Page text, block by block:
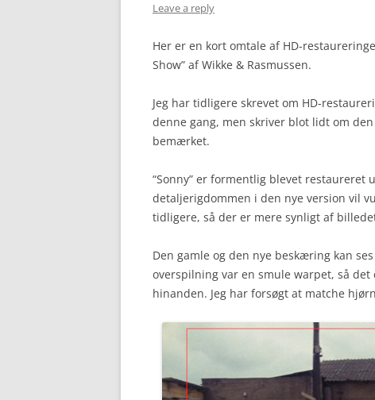
Leave a reply
Her er en kort omtale af HD-
Show” af Wikke & Rasmussen.
Jeg har tidligere skrevet om HD-
denne gang, men skriver blot lidt om
bemærket.
“Sonny” er formentlig blevet
detaljerigdommen i den nye version vil
tidligere, så der er mere synligt af
Den gamle og den nye beskæring kan
overspilning var en smule warpet, så
hinanden. Jeg har forsøgt at matche